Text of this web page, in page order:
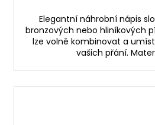
Elegantní náhrobní nápis
bronzových nebo hliníkových
lze volně kombinovat a
vašich přání.